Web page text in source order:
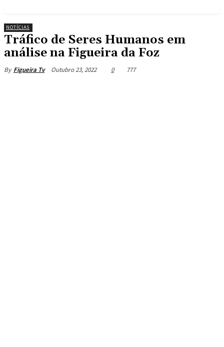
NOTÍCIAS
Tráfico de Seres Humanos em
análise na Figueira da Foz
By Figueira Tv Outubro 23, 2022 0 777